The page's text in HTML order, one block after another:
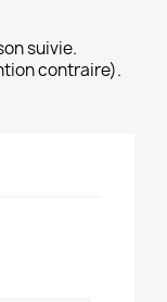
suivie.
contraire).